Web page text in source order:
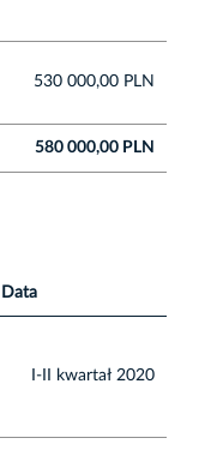
530 000,00 PLN
580 000,00 PLN
Data
I-II kwartał 2020